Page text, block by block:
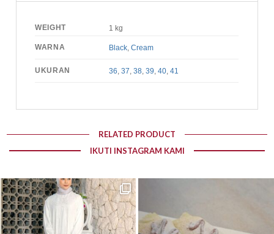
WEIGHT 1 kg
WARNA Black ,Cream
UKURAN 36 ,37 ,38 ,39 ,40 ,41
RELATED PRODUCT
IKUTI INSTAGRAM KAMI